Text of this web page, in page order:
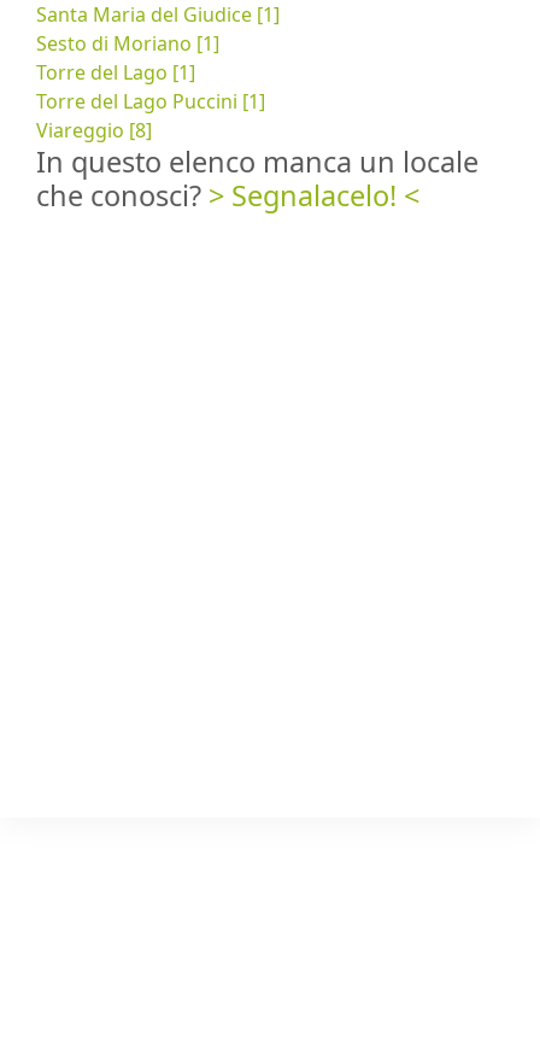
Santa Maria del Giudice [1]
Sesto di Moriano [1]
Torre del Lago [1]
Torre del Lago Puccini [1]
Viareggio [8]
In questo elenco manca un locale
che conosci? > Segnalacelo! <